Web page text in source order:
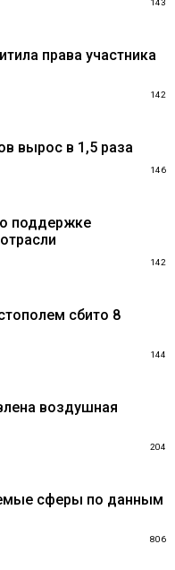
143
права участника
142
вырос в 1,5 раза
146
поддержке
142
сбито 8
144
воздушная
204
сферы по данным
806